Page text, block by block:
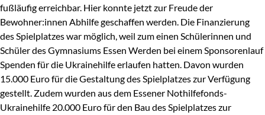
fußläufig erreichbar. Hier konnte jetzt zur Freude der
Bewohner:innen Abhilfe geschaffen werden. Die Finanzierung
des Spielplatzes war möglich, weil zum einen Schülerinnen und
Schüler des Gymnasiums Essen Werden bei einem Sponsorenlauf
Spenden für die Ukrainehilfe erlaufen hatten. Davon wurden
15.000 Euro für die Gestaltung des Spielplatzes zur Verfügung
gestellt. Zudem wurden aus dem Essener Nothilfefonds-
Ukrainehilfe 20.000 Euro für den Bau des Spielplatzes zur